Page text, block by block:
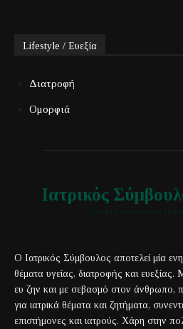
Lifestyle / Ευεξία
Διατροφή
Ομορφιά
Ιατρικός
Ο Ιατρικός Σύμβουλος αποτελεί μία
θέματα υγείας, διατροφής και
ευ ζην και με σεβασμό στον άνθρωπο,
για ιατρικά θέματα και ζητήματα,
επιστήμονες και ιατρούς. Χάρη στην